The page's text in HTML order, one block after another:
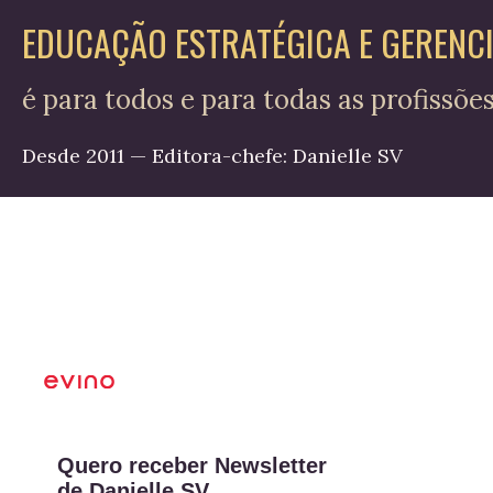
EDUCAÇÃO ESTRATÉGICA E
é para todos e para todas as profissões
Desde 2011 — Editora-chefe: Danielle SV
Quero receber Newsletter